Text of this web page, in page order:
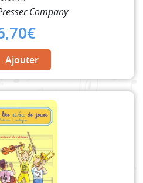
Company
€
Ajouter